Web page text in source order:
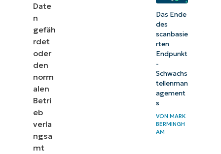
Recovery Plans
zur
Date
n
gefäh
rdet
oder
den
norm
alen
Betri
eb
verla
ngsa
mt
Das Ende
des
scanbasie
rten
Endpunkt
-
Schwachs
tellenman
agement
s
VON MARK
BERMINGH
AM